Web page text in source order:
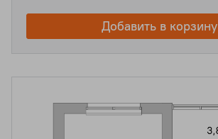
Добавить в корзину